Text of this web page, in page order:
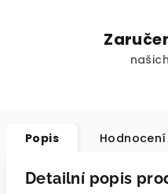
Popis Hodnocení
Detailní popis